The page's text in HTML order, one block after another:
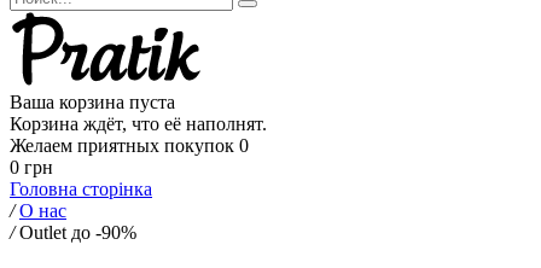
Ваша корзина пуста
Корзина ждёт, что её наполнят.
Желаем приятных покупок 0
0 грн
Головна сторінка
/ О нас
/ Outlet до -90%